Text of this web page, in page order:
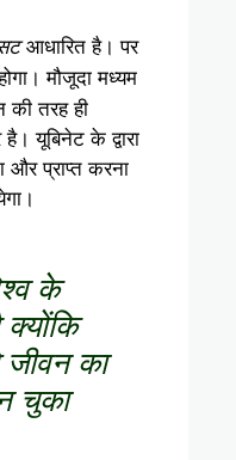
आधारित है। पर
मौजूदा मध्यम
तरह ही
यूबिनेट के द्वारा
और प्राप्त करना
के
क्योंकि
जीवन का
चुका